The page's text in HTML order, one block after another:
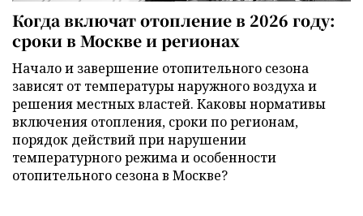
Когда включат отопление в 2026 году:
сроки в Москве и регионах
Начало и завершение отопительного сезона
зависят от температуры наружного воздуха и
решения местных властей. Каковы нормативы
включения отопления, сроки по регионам,
порядок действий при нарушении
температурного режима и особенности
отопительного сезона в Москве?